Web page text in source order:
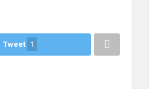
Tweet 1